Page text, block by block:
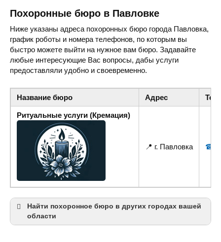
Похоронные бюро в Павловке
Ниже указаны адреса похоронных бюро города Павловка,
график роботы и номера телефонов, по которым вы
быстро можете выйти на нужное вам бюро. Задавайте
любые интересующие Вас вопросы, дабы услуги
предоставляли удобно и своевременно.
Название бюро Адрес
Ритуальные услуги (Кремация)
📍 г. Павловка ☎
Найти похоронное бюро в других городах вашей
области